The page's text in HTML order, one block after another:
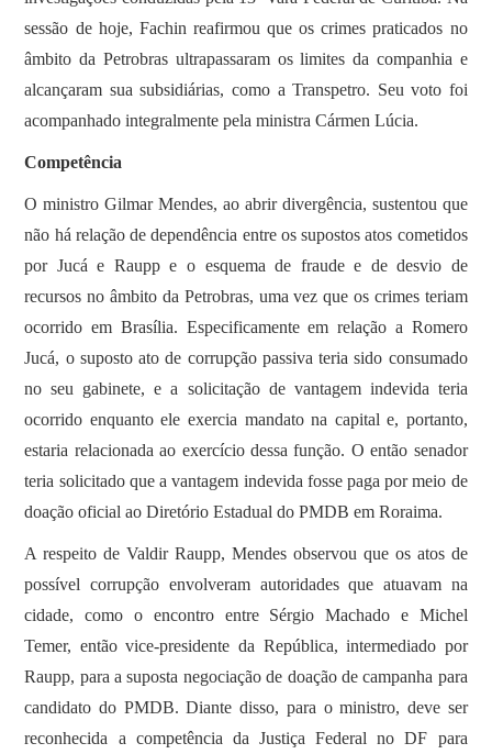
sessão de hoje, Fachin reafirmou que os crimes praticados no
âmbito da Petrobras ultrapassaram os limites da companhia e
alcançaram sua subsidiárias, como a Transpetro. Seu voto foi
acompanhado integralmente pela ministra Cármen Lúcia.
Competência
O ministro Gilmar Mendes, ao abrir divergência, sustentou que
não há relação de dependência entre os supostos atos cometidos
por Jucá e Raupp e o esquema de fraude e de desvio de
recursos no âmbito da Petrobras, uma vez que os crimes teriam
ocorrido em Brasília. Especificamente em relação a Romero
Jucá, o suposto ato de corrupção passiva teria sido consumado
no seu gabinete, e a solicitação de vantagem indevida teria
ocorrido enquanto ele exercia mandato na capital e, portanto,
estaria relacionada ao exercício dessa função. O então senador
teria solicitado que a vantagem indevida fosse paga por meio de
doação oficial ao Diretório Estadual do PMDB em Roraima.
A respeito de Valdir Raupp, Mendes observou que os atos de
possível corrupção envolveram autoridades que atuavam na
cidade, como o encontro entre Sérgio Machado e Michel
Temer, então vice-presidente da República, intermediado por
Raupp, para a suposta negociação de doação de campanha para
candidato do PMDB. Diante disso, para o ministro, deve ser
reconhecida a competência da Justiça Federal no DF para